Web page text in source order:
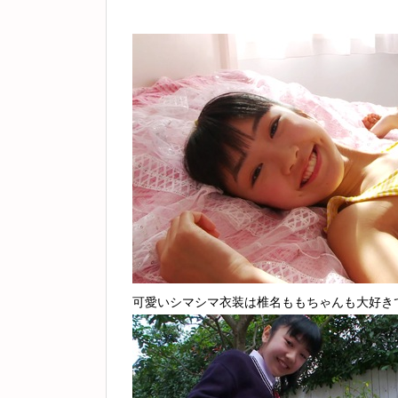
可愛いシマシマ衣装は椎名ももちゃんも大好き